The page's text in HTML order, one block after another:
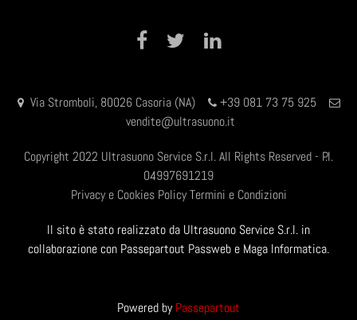
Facebook Twitter
Via Stromboli, 80026 Casoria (NA)
+39 081 73 75 925
vendite@ultrasuono.it
Copyright 2022 Ultrasuono Service S.r.l. All Rights Reserved - P.I.
04997691219
Privacy e Cookies Policy Termini e Condizioni
Il sito è stato realizzato da Ultrasuono Service S.r.l. in
collaborazione con Passepartout Passweb e Maga Informatica.
Powered byPassepartout